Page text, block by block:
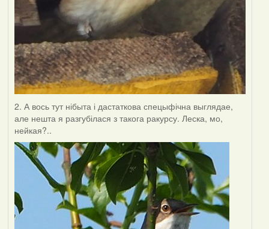
2. А вось тут нібыта і дастаткова спецыфічна выглядае,
але нешта я разгубілася з такога ракурсу. Леска, мо,
нейкая?..